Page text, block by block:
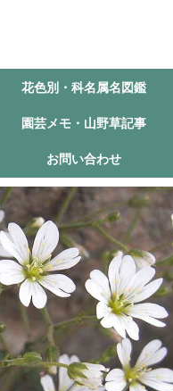
花色別・科名属名図鑑
園芸メモ・山野草記事
お問い合わせ